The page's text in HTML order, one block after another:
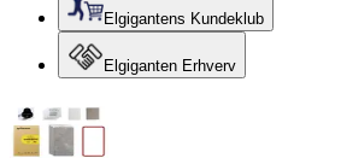
Elgigantens Kundeklub
Elgiganten Erhverv